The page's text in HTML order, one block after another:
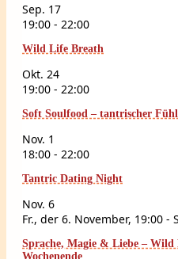
Sep. 17
19:00 - 22:00
Wild Life Breath
Okt. 24
19:00 - 22:00
Soft Soulfood – tantrischer
Nov. 1
18:00 - 22:00
Tantric Dating Night
Nov. 6
Fr., der 6. November, 19:00 -
Sprache, Magie & Liebe –
Wochenende